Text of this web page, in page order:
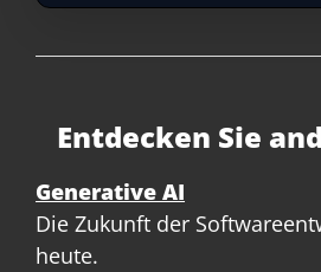
Entdecken Sie
Generative AI
Die Zukunft der
heute.